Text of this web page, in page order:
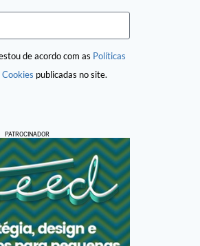
de acordo com as Políticas
Cookies publicadas no site.
PATROCINADOR